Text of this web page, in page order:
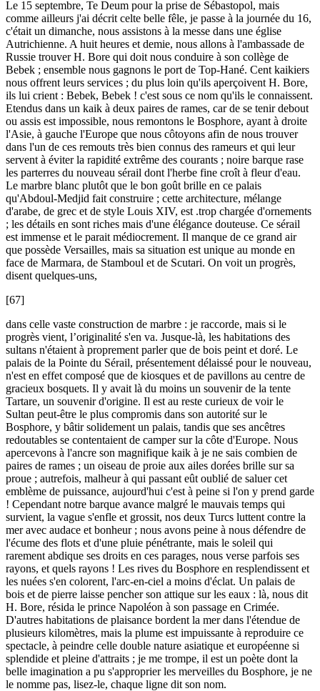
Le 15 septembre, Te Deum pour la prise de Sébastopol, mais
comme ailleurs j'ai décrit celte belle fêle, je passe à la journée du 16,
c'était un dimanche, nous assistons à la messe dans une église
Autrichienne. A huit heures et demie, nous allons à l'ambassade de
Russie trouver H. Bore qui doit nous conduire à son collège de
Bebek ; ensemble nous gagnons le port de Top-Hané. Cent kaikiers
nous offrent leurs services ; du plus loin qu'ils aperçoivent H. Bore,
ils lui crient : Bebek, Bebek ! c'est sous ce nom qu'ils le connaissent.
Etendus dans un kaik à deux paires de rames, car de se tenir debout
ou assis est impossible, nous remontons le Bosphore, ayant à droite
l'Asie, à gauche l'Europe que nous côtoyons afin de nous trouver
dans l'un de ces remouts très bien connus des rameurs et qui leur
servent à éviter la rapidité extrême des courants ; noire barque rase
les parterres du nouveau sérail dont l'herbe fine croît à fleur d'eau.
Le marbre blanc plutôt que le bon goût brille en ce palais
qu'Abdoul-Medjid fait construire ; cette architecture, mélange
d'arabe, de grec et de style Louis XIV, est .trop chargée d'ornements
; les détails en sont riches mais d'une élégance douteuse. Ce sérail
est immense et le parait médiocrement. Il manque de ce grand air
que possède Versailles, mais sa situation est unique au monde en
face de Marmara, de Stamboul et de Scutari. On voit un progrès,
disent quelques-uns,
[67]
dans celle vaste construction de marbre : je raccorde, mais si le
progrès vient, l’originalité s'en va. Jusque-là, les habitations des
sultans n'étaient à proprement parler que de bois peint et doré. Le
palais de la Pointe du Sérail, présentement délaissé pour le nouveau,
n'est en effet composé que de kiosques et de pavillons au centre de
gracieux bosquets. Il y avait là du moins un souvenir de la tente
Tartare, un souvenir d'origine. Il est au reste curieux de voir le
Sultan peut-être le plus compromis dans son autorité sur le
Bosphore, y bâtir solidement un palais, tandis que ses ancêtres
redoutables se contentaient de camper sur la côte d'Europe. Nous
apercevons à l'ancre son magnifique kaik à je ne sais combien de
paires de rames ; un oiseau de proie aux ailes dorées brille sur sa
proue ; autrefois, malheur à qui passant eût oublié de saluer cet
emblème de puissance, aujourd'hui c'est à peine si l'on y prend garde
! Cependant notre barque avance malgré le mauvais temps qui
survient, la vague s'enfle et grossit, nos deux Turcs luttent contre la
mer avec audace et bonheur ; nous avons peine à nous défendre de
l'écume des flots et d'une pluie pénétrante, mais le soleil qui
rarement abdique ses droits en ces parages, nous verse parfois ses
rayons, et quels rayons ! Les rives du Bosphore en resplendissent et
les nuées s'en colorent, l'arc-en-ciel a moins d'éclat. Un palais de
bois et de pierre laisse pencher son attique sur les eaux : là, nous dit
H. Bore, résida le prince Napoléon à son passage en Crimée.
D'autres habitations de plaisance bordent la mer dans l'étendue de
plusieurs kilomètres, mais la plume est impuissante à reproduire ce
spectacle, à peindre celle double nature asiatique et européenne si
splendide et pleine d'attraits ; je me trompe, il est un poète dont la
belle imagination a pu s'approprier les merveilles du Bosphore, je ne
le nomme pas, lisez-le, chaque ligne dit son nom.